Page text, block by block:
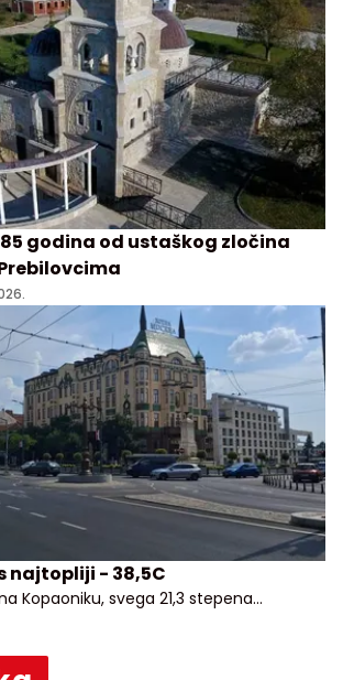
godina od ustaškog zločina
najtopliji - 38,5C
Kopaoniku, svega 21,3 stepena